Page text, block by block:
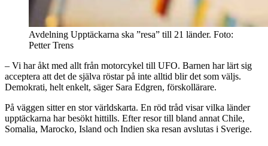
Avdelning Upptäckarna ska ”resa” till 21 länder. Foto:
Petter Trens
– Vi har åkt med allt från motorcykel till UFO. Barnen har lärt sig
acceptera att det de själva röstar på inte alltid blir det som väljs.
Demokrati, helt enkelt, säger Sara Edgren, förskollärare.
På väggen sitter en stor världskarta. En röd tråd visar vilka länder
upptäckarna har besökt hittills. Efter resor till bland annat Chile,
Somalia, Marocko, Island och Indien ska resan avslutas i Sverige.